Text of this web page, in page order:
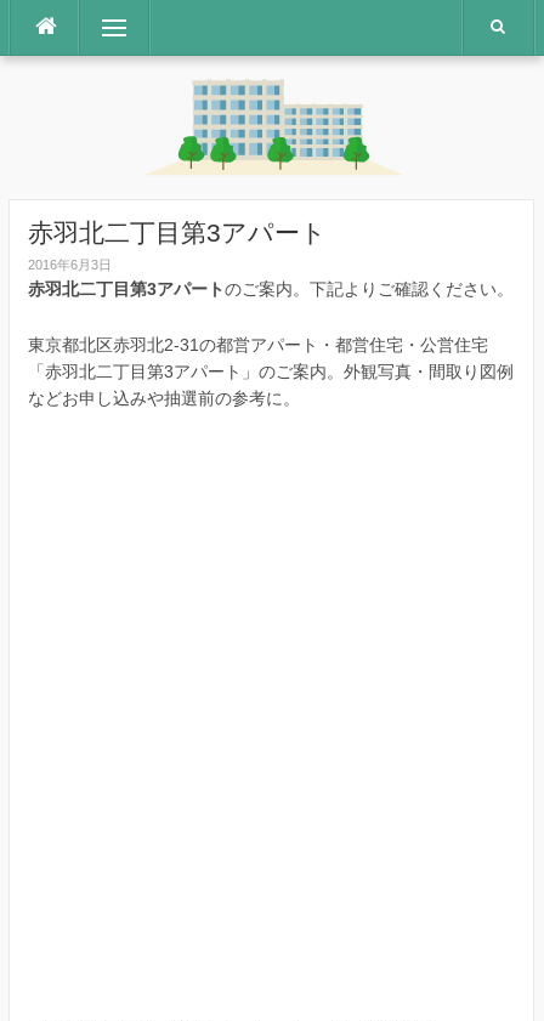
テ
メニュー
赤羽北二丁目第3アパート
2016年6月3日
赤羽北二丁目第3アパートのご案内。下記よりご確認ください。
東京都北区赤羽北2-31の都営アパート・都営住宅・公営住宅
「赤羽北二丁目第3アパート」のご案内。外観写真・間取り図例
などお申し込みや抽選前の参考に。